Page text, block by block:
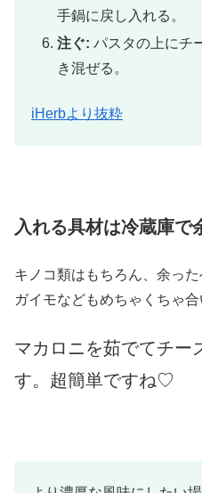
手鍋に戻し入れる。
注ぐ:パスタの上にチ
き混ぜる。
iHerbより抜粋
入れる具材は冷蔵庫で
キノコ類はもちろん、余っ
ガイモなどもめちゃくちゃ合
マカロニを茹でてチー
す。超簡単ですね♡